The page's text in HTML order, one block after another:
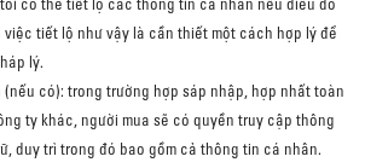
tiết lộ như vậy là cần thiết một cách hợp lý để
lý.
(nếu có): trong trường hợp sáp nhập, hợp nhất toàn
ty khác, người mua sẽ có quyền truy cập thông
duy trì trong đó bao gồm cả thông tin cá nhân.